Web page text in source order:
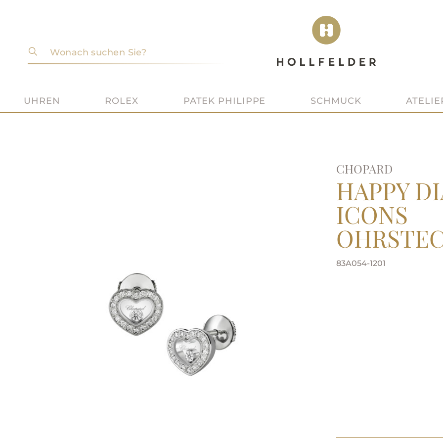
Wonach suchen Sie?
UHREN ROLEX PATEK PHILIPPE SCHMUCK
CHOPARD
HAPPY
ICONS
83A054-1201